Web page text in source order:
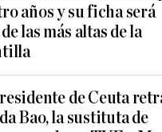
años y su ficha será
las más altas de la
de Ceuta
Bao, la sustituta de